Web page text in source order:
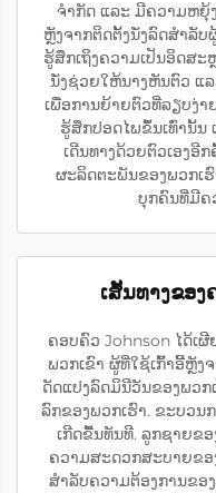
ຈຳກັດ ແລະ ມີຄວາມຫຍຸ້
ຫຼັງຈາກຕິດຕັ້ງນັ່ງລົດສຳລັ
ຮູ້ສຶກເຖິງຄວາມເປັນອິດສ
ນັ່ງຊ່ວຍໃຫ້ນາງຫັນຕົວ ແ
ເພື່ອການຍ້າຍຕົວທີ່ລຽບງ່າ
ຮູ້ສຶກປອດໄພຂຶ້ນເທົ່ານັ້ນ
ເດີນທາງດ້ວຍຕົວເອງອີ
ຜະລິດຕະພັນຂອງພວກເ
ບຸກຄົນທີ່ມີຄ
ເສັ້ນທາງຂອງ
ຄອບຄົວ Johnson ໄດ້ເ
ພວກເຂົາ ຜູ້ທີ່ໃຊ້ເກົ້າອີ້ຫຼັງ
ດັດແປງລົດມິນີວັນຂອງພວ
ລົກຂອງພວກເຮົາ. ຂະບວນ
ເກີດຂື້ນທັນທີ. ລູກຊາຍຂ
ຄວາມສະດວກສະບາຍຂອ
ສຳລັບຄວາມຕ້ອງການຂອ